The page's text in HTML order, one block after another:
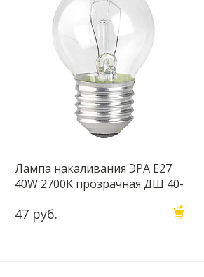
Лампа накаливания ЭРА E27
40W 2700K прозрачная ДШ 40-
47 руб.